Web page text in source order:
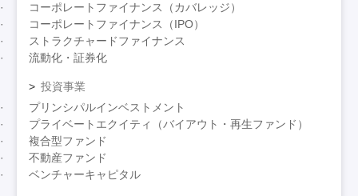
コーポレートファイナンス（カバレッジ）
コーポレートファイナンス（IPO）
ストラクチャードファイナンス
流動化・証券化
投資事業
プリンシパルインベストメント
プライベートエクイティ（バイアウト・再生ファンド）
複合型ファンド
不動産ファンド
ベンチャーキャピタル